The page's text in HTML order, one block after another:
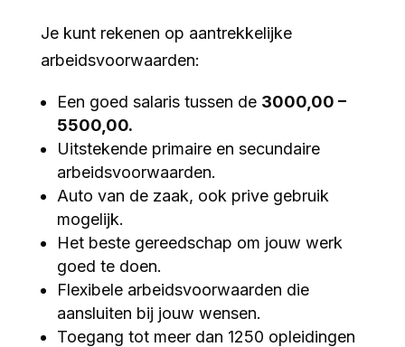
Je kunt rekenen op aantrekkelijke
arbeidsvoorwaarden:
Een goed salaris tussen de 3000,00 –
5500,00.
Uitstekende primaire en secundaire
arbeidsvoorwaarden.
Auto van de zaak, ook prive gebruik
mogelijk.
Het beste gereedschap om jouw werk
goed te doen.
Flexibele arbeidsvoorwaarden die
aansluiten bij jouw wensen.
Toegang tot meer dan 1250 opleidingen